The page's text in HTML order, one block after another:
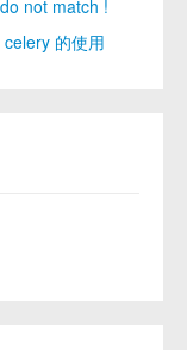
not match !
的使用